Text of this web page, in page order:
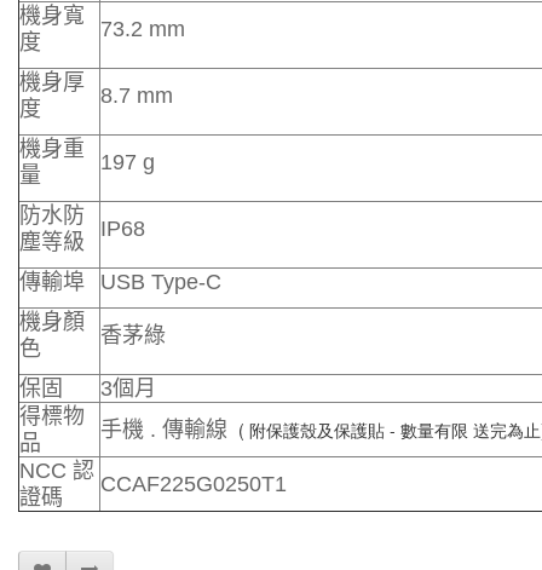
機身寬
度
73.2 mm
機身厚
度
8.7 mm
機身重
量
197 g
防水防
塵等級
IP68
傳輸埠
USB Type-C
機身顏
色
香茅綠
保固
3個月
得標物
品
手機 . 傳輸線 ( 附保護殼及保護貼 - 數量有限 送完為
NCC 認
證碼
CCAF225G0250T1